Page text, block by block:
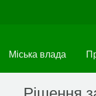
Міська влада